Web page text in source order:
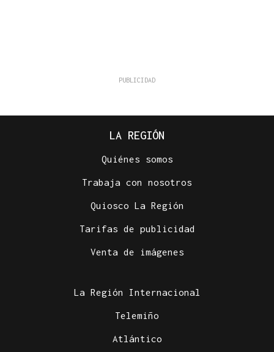
LA REGIÓN
Quiénes somos
Trabaja con nosotros
Quiosco La Región
Tarifas de publicidad
Venta de imágenes
La Región Internacional
Telemiño
Atlántico